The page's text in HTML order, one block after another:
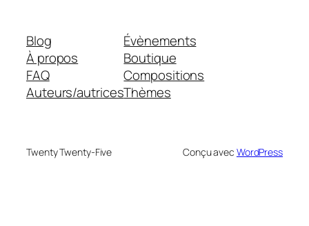
Blog
À propos
FAQ
Auteurs/autrices
Évènements
Boutique
Compositions
Thèmes
Twenty Twenty-Five Conçu avec WordPress